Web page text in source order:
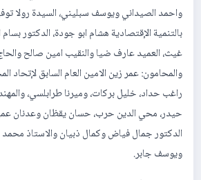
واحمد الصيداني ويوسف سبليني، السيدة رولا
بالتنمية الإقتصادية هشام ابو جودة، الدكتور
غيث، العميد عارف ضيا والنقيب امين صالح
والمحامون: عمر زين الامين العام السابق لإتحاد
راغب حداد، خليل بركات، وميرنا طرابلسي،
حيدر، محي الدين حرب، حسان يقظان وعدنان
الدكتور جمال فياض وكمال ذبيان والاستاذ
ويوسف جابر.